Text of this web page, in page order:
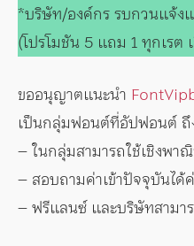
*บริษัท/องค์กร รบกวนแจ้ง
(โปรโมชัน 5 แถม 1 ทุกเรต
ขออนุญาตแนะนำ
เป็นกลุ่มฟอนต์ที่อัปฟอนต์ ถึ
– ในกลุ่มสามารถใช้เชิงพา
– สอบถามค่าเข้าปัจจุบันได้
– ฟรีแลนซ์ และบริษัทสามา